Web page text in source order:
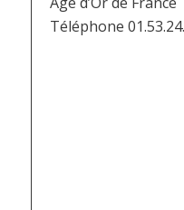
Téléphone